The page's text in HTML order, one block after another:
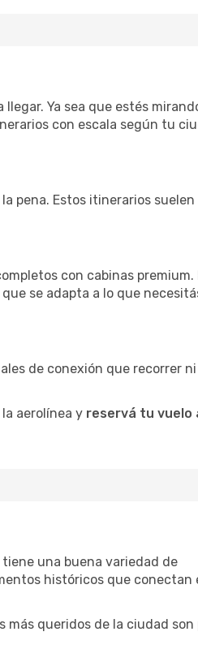
Ya sea que estés
con escala según tu
pena. Estos itinerarios
con cabinas premium.
se adapta a lo que
de conexión que recorrer
aerolínea y reservá tu vuelo
una buena variedad de
históricos que conectan
queridos de la ciudad son